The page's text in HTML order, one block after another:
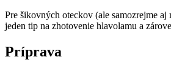
Pre šikovných oteckov (ale samozrejme aj
jeden tip na zhotovenie hlavolamu a
Príprava